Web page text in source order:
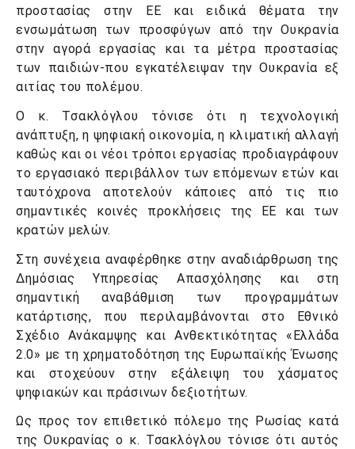
προστασίας στην ΕΕ και ειδικά θέματα την
ενσωμάτωση των προσφύγων από την Ουκρανία
στην αγορά εργασίας και τα μέτρα προστασίας
των παιδιών-που εγκατέλειψαν την Ουκρανία εξ
αιτίας του πολέμου.
Ο κ. Τσακλόγλου τόνισε ότι η τεχνολογική
ανάπτυξη, η ψηφιακή οικονομία, η κλιματική αλλαγή
καθώς και οι νέοι τρόποι εργασίας προδιαγράφουν
το εργασιακό περιβάλλον των επόμενων ετών και
ταυτόχρονα αποτελούν κάποιες από τις πιο
σημαντικές κοινές προκλήσεις της ΕΕ και των
κρατών μελών.
Στη συνέχεια αναφέρθηκε στην αναδιάρθρωση της
Δημόσιας Υπηρεσίας Απασχόλησης και στη
σημαντική αναβάθμιση των προγραμμάτων
κατάρτισης, που περιλαμβάνονται στο Εθνικό
Σχέδιο Ανάκαμψης και Ανθεκτικότητας «Ελλάδα
2.0» με τη χρηματοδότηση της Ευρωπαϊκής Ένωσης
και στοχεύουν στην εξάλειψη του χάσματος
ψηφιακών και πράσινων δεξιοτήτων.
Ως προς τον επιθετικό πόλεμο της Ρωσίας κατά
της Ουκρανίας ο κ. Τσακλόγλου τόνισε ότι αυτός